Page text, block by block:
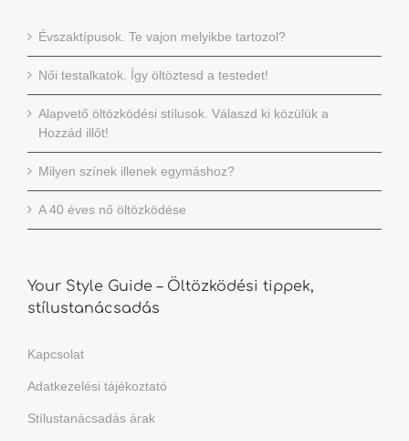
Évszaktípusok. Te vajon melyikbe tartozol?
Női testalkatok. Így öltöztesd a testedet!
Alapvető öltözködési stílusok. Válaszd ki közülük a
Hozzád illőt!
Milyen színek illenek egymáshoz?
A 40 éves nő öltözködése
Your Style Guide – Öltözködési tippek,
stílustanácsadás
Kapcsolat
Adatkezelési tájékoztató
Stílustanácsadás árak